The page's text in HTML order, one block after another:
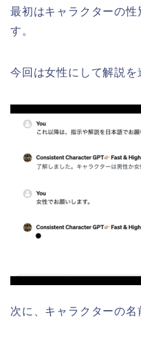
最初はキャラクターの
す。
今回は女性にして解説を
次に、キャラクターの名